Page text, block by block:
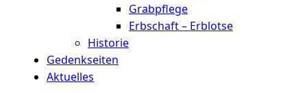
Grabpflege
Erbschaft – Erblotse
Historie
Gedenkseiten
Aktuelles